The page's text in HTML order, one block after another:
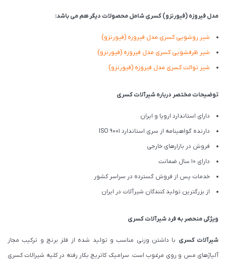
مدل فیروزه (فیورنزو) کسری شامل محصولات دیگر هم می باشد:
شیر روشویی کسری مدل فیروزه (فیورنزو)
شیر ظرفشویی کسری مدل فیروزه (فیورنزو)
شیر توالت کسری مدل فیروزه (فیورنزو)
توضیحات مختصر درباره شیرآلات کسری
دارای استاندارد اروپا و ایران
دارنده گواهینامه از سری استاندارد ISO 9001
فروش در بازارهای خارجی
دارای 10 سال ضمانت
خدمات پس از فروش گسترده در سراسر کشور
از بزرگترین تولید کنندگان شیرآلات در ایران
ویژگی منحصر به فرد شیرآلات کسری
شیرآلات کسری با داشتن وزنی مناسب و تولید شده از فلز برنج و ترکیب مجاز
آلیاژهای مس و روی مرغوب است. سرامیک کاتریج بکار رفته در کلیه شیرالات کسری